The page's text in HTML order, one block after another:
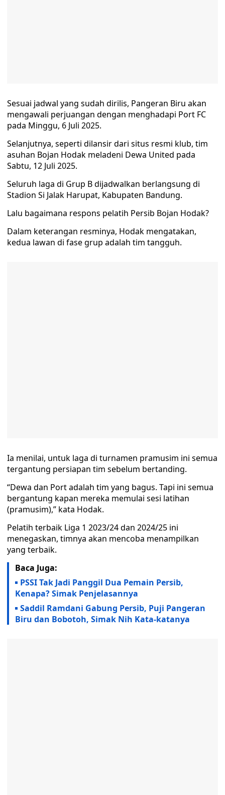
Sesuai jadwal yang sudah dirilis, Pangeran Biru akan
mengawali perjuangan dengan menghadapi Port FC
pada Minggu, 6 Juli 2025.
Selanjutnya, seperti dilansir dari situs resmi klub, tim
asuhan Bojan Hodak meladeni Dewa United pada
Sabtu, 12 Juli 2025.
Seluruh laga di Grup B dijadwalkan berlangsung di
Stadion Si Jalak Harupat, Kabupaten Bandung.
Lalu bagaimana respons pelatih Persib Bojan Hodak?
Dalam keterangan resminya, Hodak mengatakan,
kedua lawan di fase grup adalah tim tangguh.
Ia menilai, untuk laga di turnamen pramusim ini semua
tergantung persiapan tim sebelum bertanding.
“Dewa dan Port adalah tim yang bagus. Tapi ini semua
bergantung kapan mereka memulai sesi latihan
(pramusim),” kata Hodak.
Pelatih terbaik Liga 1 2023/24 dan 2024/25 ini
menegaskan, timnya akan mencoba menampilkan
yang terbaik.
Baca Juga:
PSSI Tak Jadi Panggil Dua Pemain Persib,
Kenapa? Simak Penjelasannya
Saddil Ramdani Gabung Persib, Puji Pangeran
Biru dan Bobotoh, Simak Nih Kata-katanya